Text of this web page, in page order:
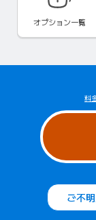
オプション一覧
料
ご不